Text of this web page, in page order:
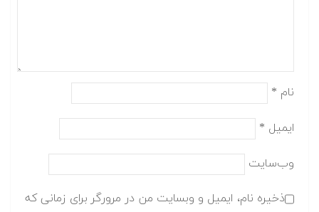
نام *
ایمیل *
وب‌سایت
ذخیره نام، ایمیل و وبسایت من در مرورگر برای زمانی که